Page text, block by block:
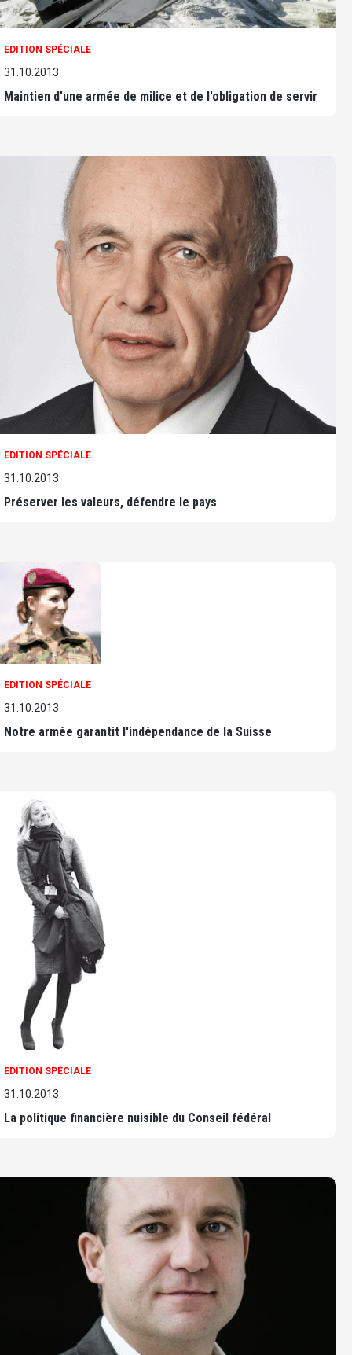
EDITION SPÉCIALE
31.10.2013
Maintien d'une armée de milice et de l'obligation de servir
EDITION SPÉCIALE
31.10.2013
Préserver les valeurs, défendre le pays
EDITION SPÉCIALE
31.10.2013
Notre armée garantit l'indépendance de la Suisse
EDITION SPÉCIALE
31.10.2013
La politique financière nuisible du Conseil fédéral